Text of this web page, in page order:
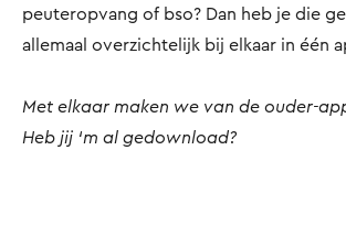
peuteropvang of bso? Dan heb je die
allemaal overzichtelijk bij elkaar in één
Met elkaar maken we van de ouder-
Heb jij ‘m al gedownload?